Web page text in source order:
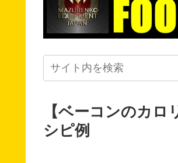
【ベーコンのカ
シピ例